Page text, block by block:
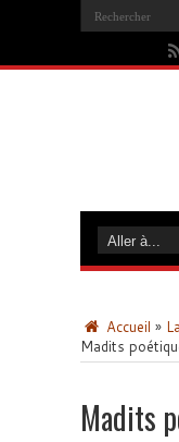
Accueil »
Madits
Madits